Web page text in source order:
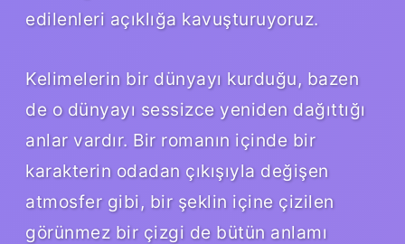
edilenleri açıklığa kavuşturuyoruz.
Kelimelerin bir dünyayı kurduğu, bazen
de o dünyayı sessizce yeniden dağıttığı
anlar vardır. Bir romanın içinde bir
karakterin odadan çıkışıyla değişen
atmosfer gibi, bir şeklin içine çizilen
görünmez bir çizgi de bütün anlamı